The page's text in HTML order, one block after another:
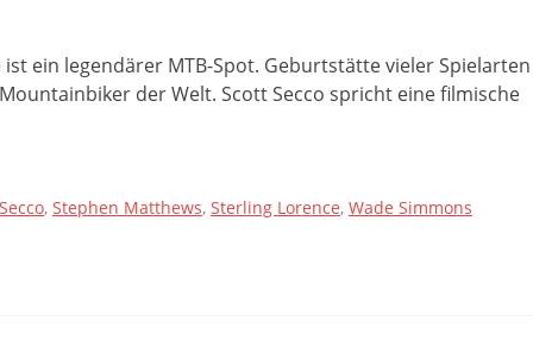
ein legendärer MTB-Spot. Geburtstätte vieler Spielarten
der Welt. Scott Secco spricht eine filmische
, Stephen Matthews, Sterling Lorence, Wade Simmons